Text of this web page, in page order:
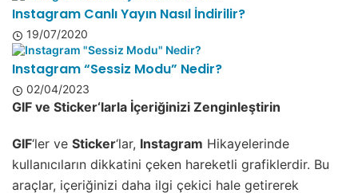
Instagram Canlı Yayın Nasıl İndirilir?
19/07/2020
Instagram “Sessiz Modu” Nedir?
02/04/2023
GIF ve Sticker‘larla İçeriğinizi Zenginleştirin
GIF‘ler ve Sticker‘lar, Instagram Hikayelerinde
kullanıcıların dikkatini çeken hareketli grafiklerdir. Bu
araçlar, içeriğinizi daha ilgi çekici hale getirerek